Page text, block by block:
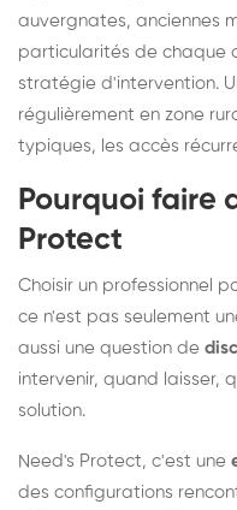
auvergnates, anciennes
particularités de chaque
stratégie d'intervention.
régulièrement en zone
typiques, les accès
Pourquoi faire
Protect
Choisir un professionnel
ce n'est pas seulement
aussi une question de
intervenir, quand laisser,
solution.
Need's Protect, c'est une
des configurations